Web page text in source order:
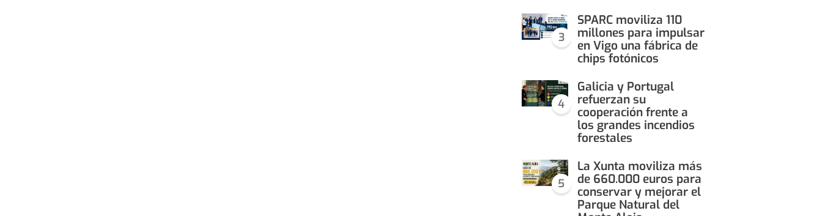
3
SPARC moviliza 110
millones para impulsar
en Vigo una fábrica de
chips fotónicos
4
Galicia y Portugal
refuerzan su
cooperación frente a
los grandes incendios
forestales
5
La Xunta moviliza más
de 660.000 euros para
conservar y mejorar el
Parque Natural del